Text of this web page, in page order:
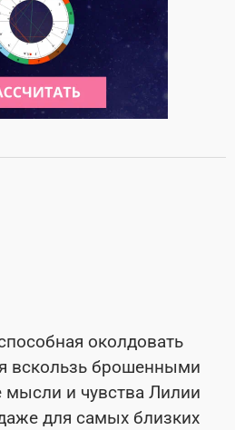
околдовать
вскользь брошенными
и чувства Лилии
для самых близких